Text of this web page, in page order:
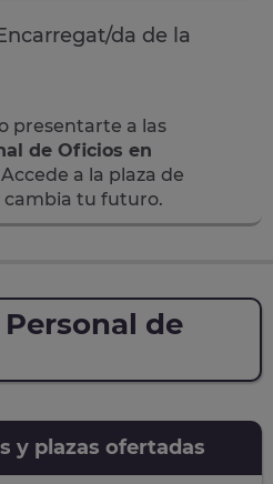
da de la
presentarte a las
de Oficios en
Accede a la plaza de
cambia tu futuro.
de
y plazas ofertadas